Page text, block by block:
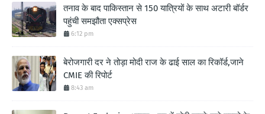
तनाव के बाद पाकिस्तान से 150 यात्रियों के साथ अटारी बॉर्डर
पहुंची समझौता एक्सप्रेस
6:12 pm
बेरोजगारी दर ने तोड़ा मोदी राज के ढाई साल का रिकॉर्ड,जाने
CMIE की रिपोर्ट
8:43 am